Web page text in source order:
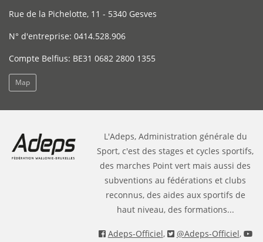
Rue de la Pichelotte, 11 - 5340 Gesves
N° d'entreprise: 0414.528.906
Compte Belfius: BE31 0682 2800 1355
Map
L'Adeps, Administration générale du
Sport, c'est des stages et cycles sportifs,
des marches Point vert mais aussi des
subventions au fédérations et clubs
reconnus, des aides aux sportifs de
haut niveau, des formations...
Adeps-Officiel, @Adeps-Officiel,